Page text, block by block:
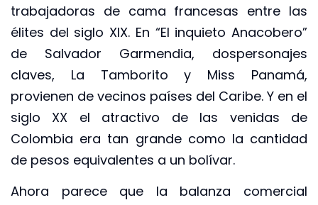
trabajadoras de cama francesas entre las
élites del siglo XIX. En “El inquieto Anacobero”
de Salvador Garmendia, dospersonajes
claves, La Tamborito y Miss Panamá,
provienen de vecinos países del Caribe. Y en el
siglo XX el atractivo de las venidas de
Colombia era tan grande como la cantidad
de pesos equivalentes a un bolívar.
Ahora parece que la balanza comercial